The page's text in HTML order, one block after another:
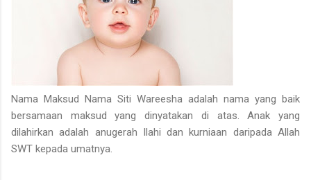
Nama Maksud Nama Siti Wareesha adalah nama yang baik
bersamaan maksud yang dinyatakan di atas. Anak yang
dilahirkan adalah anugerah Ilahi dan kurniaan daripada Allah
SWT kepada umatnya.